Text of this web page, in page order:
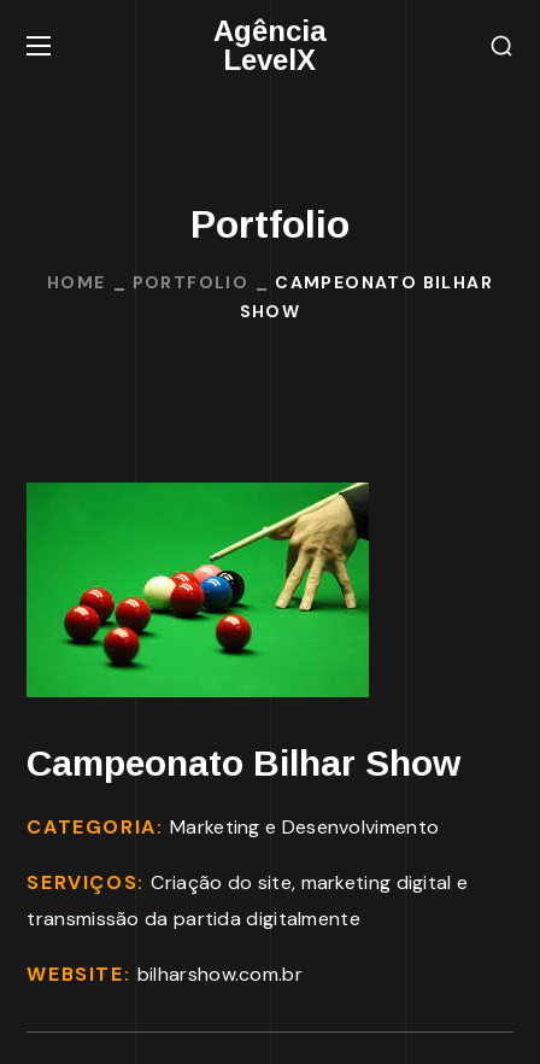
Agência
LevelX
Portfolio
HOME PORTFOLIO
CAMPEONATO BILHAR
SHOW
Campeonato Bilhar Show
CATEGORIA:Marketing e Desenvolvimento
SERVIÇOS:Criação do site, marketing digital e
transmissão da partida digitalmente
WEBSITE: bilharshow.com.br